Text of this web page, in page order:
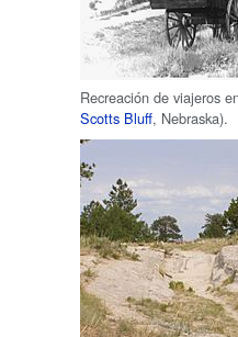
Recreación de viajeros
Scotts Bluff, Nebraska).